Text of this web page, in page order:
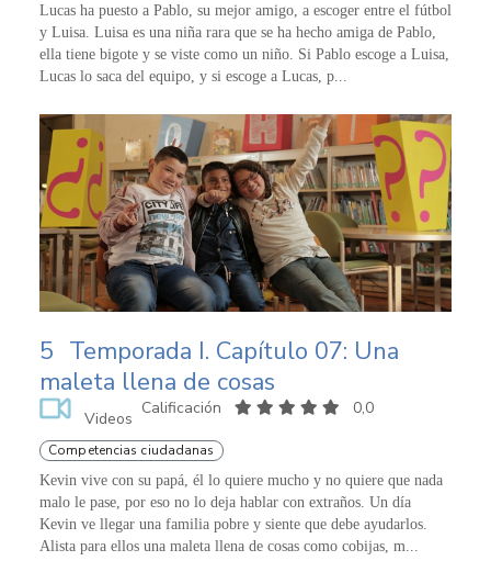
Lucas ha puesto a Pablo, su mejor amigo, a escoger entre el fútbol
y Luisa. Luisa es una niña rara que se ha hecho amiga de Pablo,
ella tiene bigote y se viste como un niño. Si Pablo escoge a Luisa,
Lucas lo saca del equipo, y si escoge a Lucas, p...
5 Temporada I. Capítulo 07: Una
maleta llena de cosas
Videos
Calificación 0,0
Competencias ciudadanas
Kevin vive con su papá, él lo quiere mucho y no quiere que nada
malo le pase, por eso no lo deja hablar con extraños. Un día
Kevin ve llegar una familia pobre y siente que debe ayudarlos.
Alista para ellos una maleta llena de cosas como cobijas, m...